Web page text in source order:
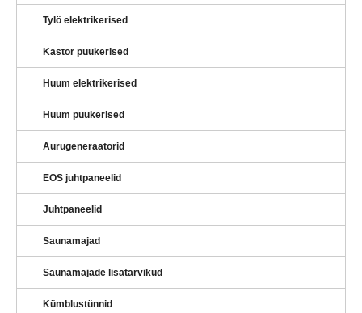
Tylö elektrikerised
Kastor puukerised
Huum elektrikerised
Huum puukerised
Aurugeneraatorid
EOS juhtpaneelid
Juhtpaneelid
Saunamajad
Saunamajade lisatarvikud
Kümblustünnid